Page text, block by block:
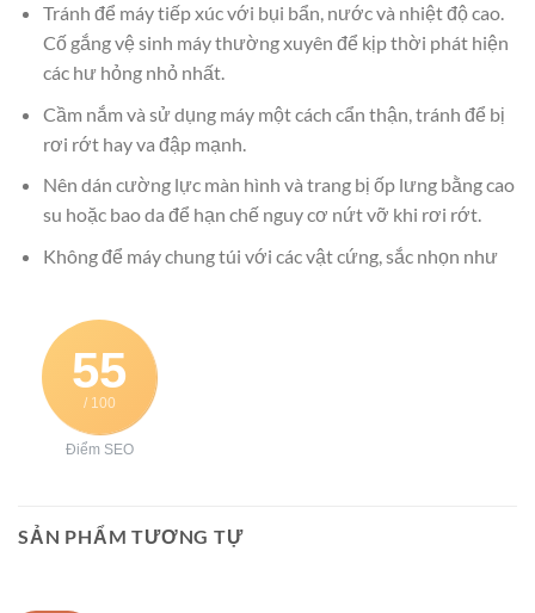
Tránh để máy tiếp xúc với bụi bẩn, nước và nhiệt độ cao.
Cố gắng vệ sinh máy thường xuyên để kịp thời phát hiện
các hư hỏng nhỏ nhất.
Cầm nắm và sử dụng máy một cách cẩn thận, tránh để bị
rơi rớt hay va đập mạnh.
Nên dán cường lực màn hình và trang bị ốp lưng bằng cao
su hoặc bao da để hạn chế nguy cơ nứt vỡ khi rơi rớt.
Không để máy chung túi với các vật cứng, sắc nhọn như
55
/ 100
Điểm SEO
SẢN PHẨM TƯƠNG TỰ